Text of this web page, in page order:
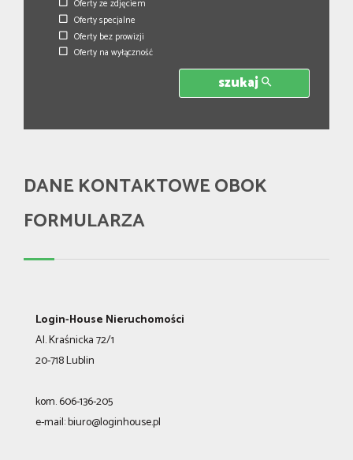
Oferty ze zdjęciem
Oferty specjalne
Oferty bez prowizji
Oferty na wyłączność
szukaj
DANE KONTAKTOWE OBOK
FORMULARZA
Login-House Nieruchomości
Al. Kraśnicka 72/1
20-718 Lublin
kom. 606-136-205
e-mail:biuro@loginhouse.pl